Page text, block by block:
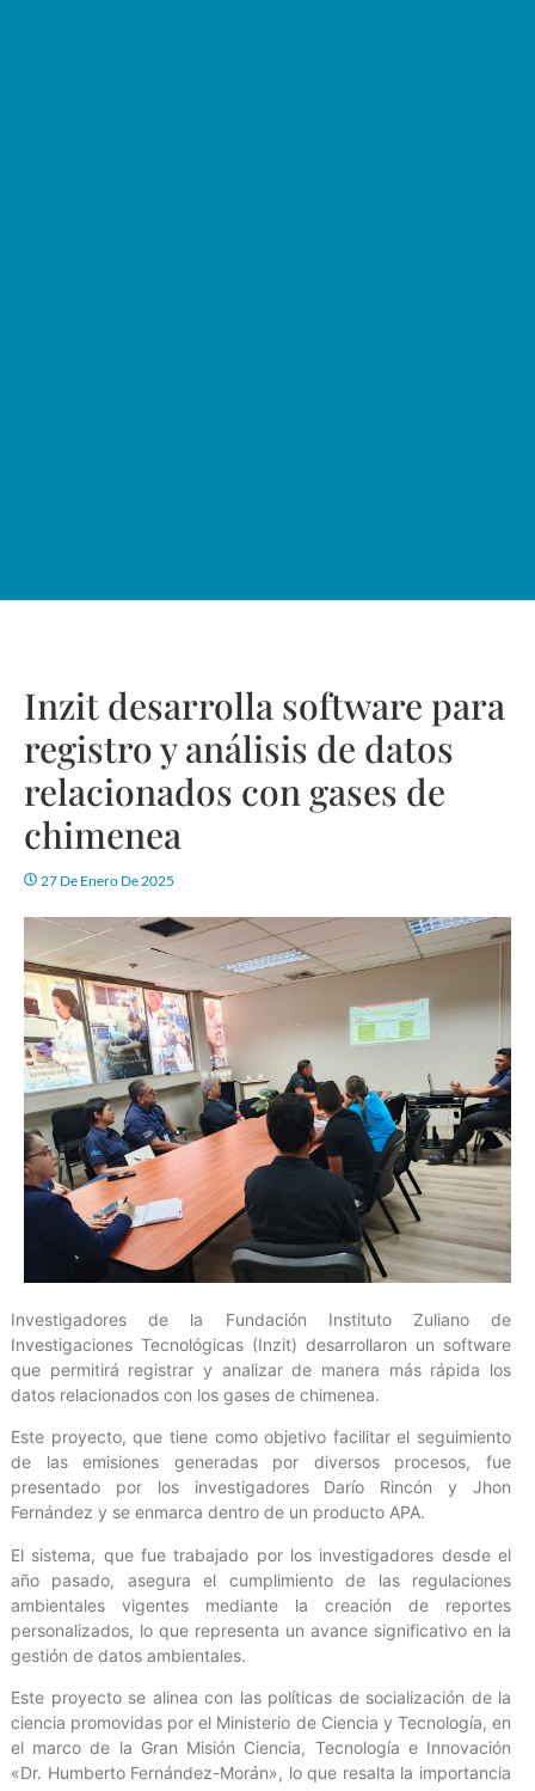
Inzit desarrolla software para
registro y análisis de datos
relacionados con gases de
chimenea
27 De Enero De 2025
Investigadores de la Fundación Instituto Zuliano de
Investigaciones Tecnológicas (Inzit) desarrollaron un software
que permitirá registrar y analizar de manera más rápida los
datos relacionados con los gases de chimenea.
Este proyecto, que tiene como objetivo facilitar el seguimiento
de las emisiones generadas por diversos procesos, fue
presentado por los investigadores Darío Rincón y Jhon
Fernández y se enmarca dentro de un producto APA.
El sistema, que fue trabajado por los investigadores desde el
año pasado, asegura el cumplimiento de las regulaciones
ambientales vigentes mediante la creación de reportes
personalizados, lo que representa un avance significativo en la
gestión de datos ambientales.
Este proyecto se alinea con las políticas de socialización de la
ciencia promovidas por el Ministerio de Ciencia y Tecnología, en
el marco de la Gran Misión Ciencia, Tecnología e Innovación
«Dr. Humberto Fernández-Morán», lo que resalta la importancia